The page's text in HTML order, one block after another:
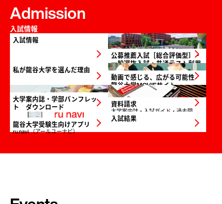
Admission
入試情報
入試情報
arrow_forward_ios
公募推薦入試［総合評価型］・
一般選抜入試・共通テスト利用
入試のポイント
arrow_forward_ios
私が龍谷大学を選んだ理由
arrow_forward_ios
動画で感じる、広がる可能性
龍谷大学MOVIEサイト
arrow_forward_ios
大学案内誌・学部パンフレッ
ト ダウンロード
arrow_forward_ios 資料請求
大学案内誌・入試ガイド・過去問
題集
arrow_forward_ios
龍谷大学受験生向けアプリ
ru navi （アールユーナビ）
arrow_forward_ios 入試結果 arrow_forward_ios